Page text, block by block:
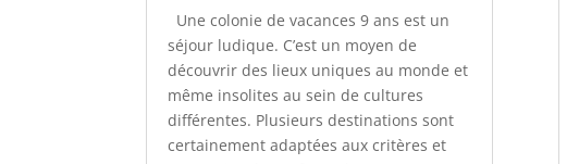
Une colonie de vacances 9 ans est un
séjour ludique. C’est un moyen de
découvrir des lieux uniques au monde et
même insolites au sein de cultures
différentes. Plusieurs destinations sont
certainement adaptées aux critères et